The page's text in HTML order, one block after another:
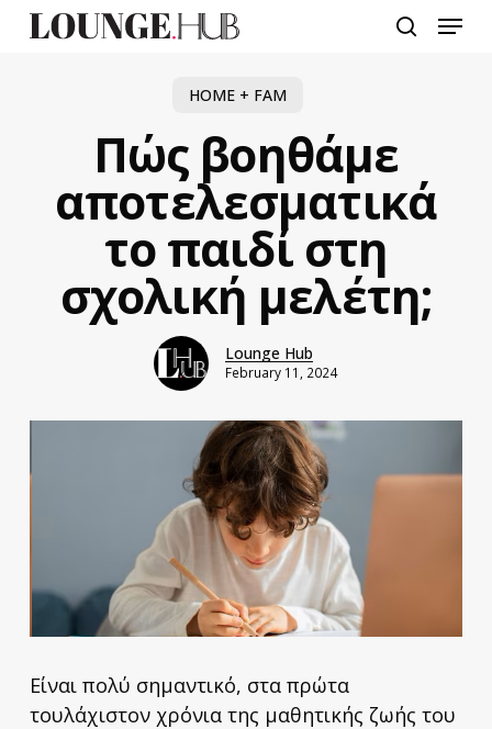
Menu
HOME + FAM
Πώς βοηθάμε
αποτελεσματικά
το παιδί στη
σχολική μελέτη;
Lounge Hub
February 11, 2024
Eίναι πολύ σημαντικό, στα πρώτα
τουλάχιστον χρόνια της μαθητικής ζωής του